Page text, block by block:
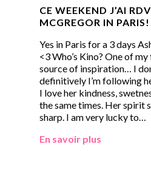
CE WEEKEND J’AI
MCGREGOR IN PARIS!
Yes in Paris for a 3 days
<3 Who’s Kino? One of
source of inspiration… I
definitively I’m following
I love her kindness,
the same times. Her spirit
sharp. I am very lucky to…
En savoir plus